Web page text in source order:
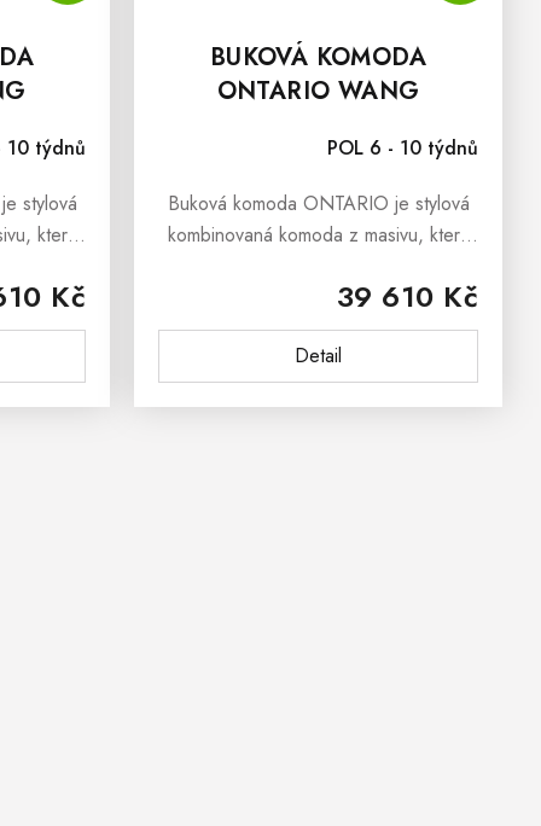
10 týdnů
Kč
stylová
která
dřeva.
se
BUKOVÁ KOMODA
ONTARIO WANG
POL 6 - 10 týdnů
39 610 Kč
Detail
Buková komoda ONTARIO je stylová
kombinovaná komoda z masivu, která
designu a krásy přírodního
dřeva.Buková masivní komoda
ONTARIO se skvěle...